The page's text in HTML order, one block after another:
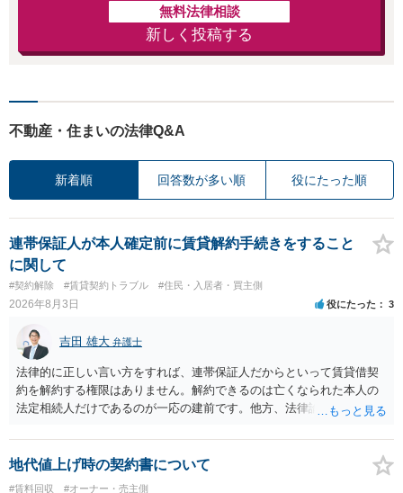
無料法律相談
新しく投稿する
不動産・住まいの法律Q&A
新着順 回答数が多い順 役にたった順
連帯保証人が本人確定前に賃貸解約手続きをすること
に関して
#契約解除 #賃貸契約トラブル #住民・入居者・買主側
2026年8月3日 役にたった 3
吉田 雄大 弁護士
法律的に正しい言い方をすれば、連帯保証人だからといって賃貸借契
約を解約する権限はありません。解約できるのは亡くなられた本人の
法定相続人だけであるのが一応の建前です。他方、法律論はさてお
する動機づけがなくなります。 今回進められつつある手続はあくまで
も、建物を賃貸人に一日も早く明け渡すための便宜的方法として理解
するのが良いと思います。またその方法で進めた方が、連帯保証人で
地代値上げ時の契約書について
#賃料回収 #オーナー・売主側